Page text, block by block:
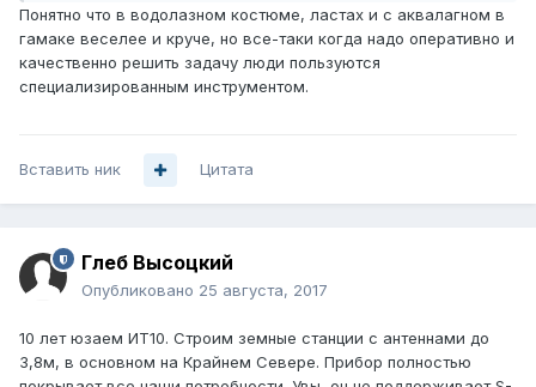
Понятно что в водолазном костюме, ластах и с аквалагном в
гамаке веселее и круче, но все-таки когда надо оперативно и
качественно решить задачу люди пользуются
специализированным инструментом.
Вставить ник Цитата
Глеб Высоцкий
Опубликовано 25 августа, 2017
10 лет юзаем ИТ10. Строим земные станции с антеннами до
3,8м, в основном на Крайнем Севере. Прибор полностью